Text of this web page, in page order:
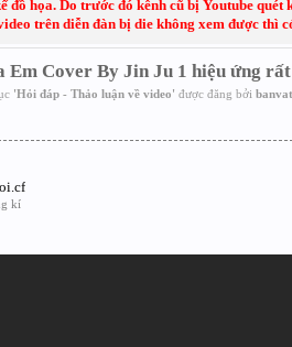
đồ họa. Do trước đó kênh cũ bị Youtube
trên diễn đàn bị die không xem được thì
Em Cover By Jin Ju 1 hiệu ứng rất
'Hỏi đáp - Thảo luận về video' được đăng bởi
kí